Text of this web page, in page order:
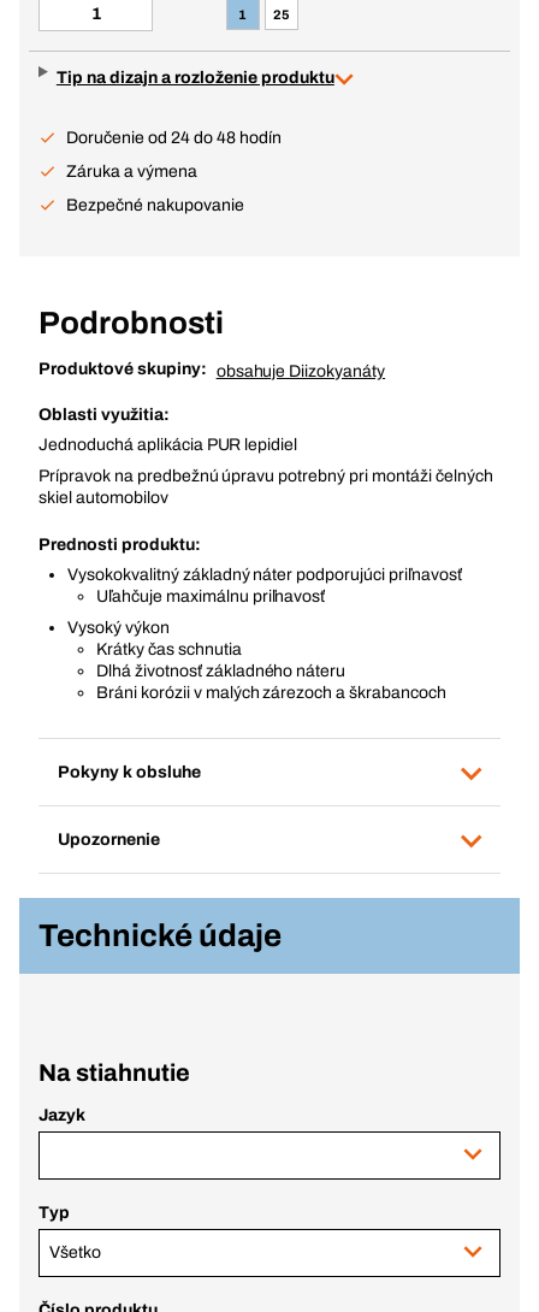
1 25
Tip na dizajn a rozloženie produktu
Doručenie od 24 do 48 hodín
Záruka a výmena
Bezpečné nakupovanie
Podrobnosti
Produktové skupiny: obsahuje Diizokyanáty
Oblasti využitia:
Jednoduchá aplikácia PUR lepidiel
Prípravok na predbežnú úpravu potrebný pri montáži čelných
skiel automobilov
Prednosti produktu:
Vysokokvalitný základný náter podporujúci priľnavosť
Uľahčuje maximálnu priľnavosť
Vysoký výkon
Krátky čas schnutia
Dlhá životnosť základného náteru
Bráni korózii v malých zárezoch a škrabancoch
Pokyny k obsluhe
Upozornenie
Technické údaje
Na stiahnutie
Jazyk
Typ
Všetko